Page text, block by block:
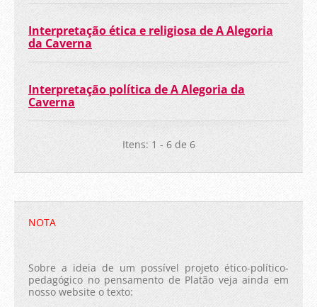
Interpretação ética e religiosa de A Alegoria
da Caverna
Interpretação política de A Alegoria da
Caverna
Itens: 1 - 6 de 6
NOTA
Sobre a ideia de um possível projeto ético-político-
pedagógico no pensamento de Platão veja ainda em
nosso website o texto: